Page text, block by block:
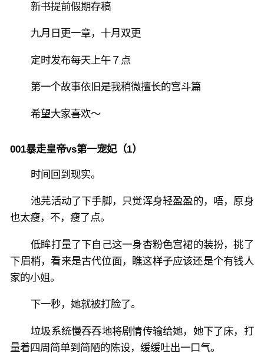
新书提前假期存稿
九月日更一章，十月双更
定时发布每天上午７点
第一个故事依旧是我稍微擅长的宫斗篇
希望大家喜欢～
001暴走皇帝vs第一宠妃（1）
时间回到现实。
池芫活动了下手脚，只觉浑身轻盈盈的，唔，原身
也太瘦，不，瘦了点。
低眸打量了下自己这一身杏粉色宫裙的装扮，挑了
下眉梢，看来是古代位面，瞧这样子应该还是个有钱人
家的小姐。
下一秒，她就被打脸了。
垃圾系统慢吞吞地将剧情传输给她，她下了床，打
量着四周简单到简陋的陈设，缓缓吐出一口气。